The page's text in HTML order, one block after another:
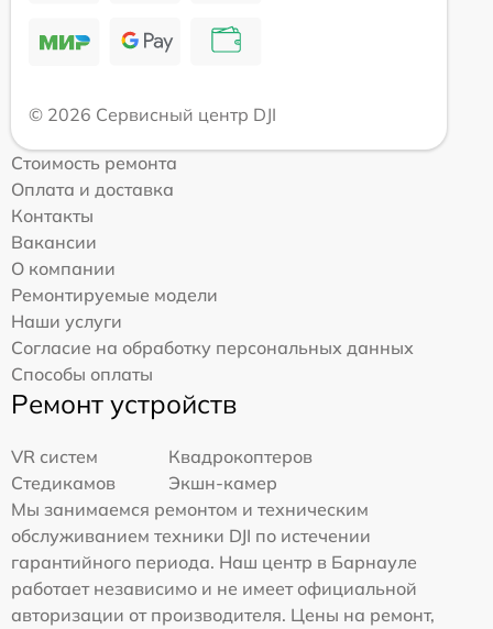
© 2026 Сервисный центр DJI
Стоимость ремонта
Оплата и доставка
Контакты
Вакансии
О компании
Ремонтируемые модели
Наши услуги
Согласие на обработку персональных данных
Способы оплаты
Ремонт устройств
VR систем
Квадрокоптеров
Стедикамов
Экшн-камер
Мы занимаемся ремонтом и техническим
обслуживанием техники DJI по истечении
гарантийного периода. Наш центр в Барнауле
работает независимо и не имеет официальной
авторизации от производителя. Цены на ремонт,